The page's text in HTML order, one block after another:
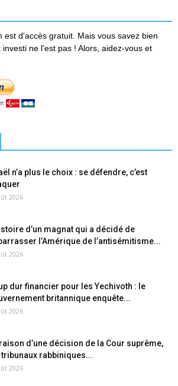
est d'accès gratuit. Mais vous savez bien
ne l'est pas ! Alors, aidez-vous et
n’a plus le choix : se défendre, c’est
2026
d’un magnat qui a décidé de
l’Amérique de l’antisémitisme...
2026
dur financier pour les Yechivoth : le
britannique enquête...
2026
d’une décision de la Cour suprême,
tribunaux rabbiniques...
2026